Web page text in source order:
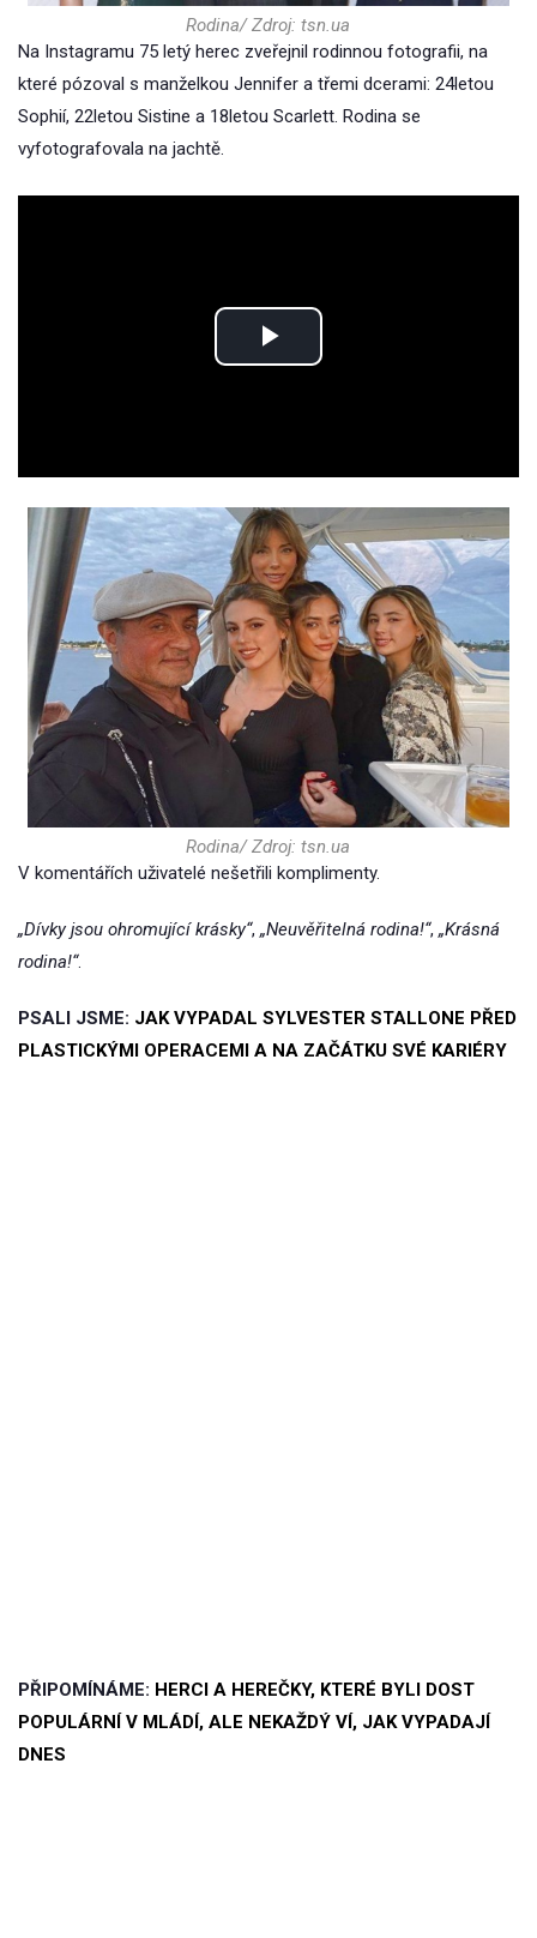
Rodina/ Zdroj: tsn.ua
Na Instagramu 75 letý herec zveřejnil rodinnou fotografii, na
které pózoval s manželkou Jennifer a třemi dcerami: 24letou
Sophií, 22letou Sistine a 18letou Scarlett. Rodina se
vyfotografovala na jachtě.
Play
Rodina/ Zdroj: tsn.ua
V komentářích uživatelé nešetřili komplimenty.
„Dívky jsou ohromující krásky“, „Neuvěřitelná rodina!“, „Krásná
rodina!“.
PSALI JSME: JAK VYPADAL SYLVESTER STALLONE PŘED
PLASTICKÝMI OPERACEMI A NA ZAČÁTKU SVÉ KARIÉRY
PŘIPOMÍNÁME: HERCI A HEREČKY, KTERÉ BYLI DOST
POPULÁRNÍ V MLÁDÍ, ALE NEKAŽDÝ VÍ, JAK VYPADAJÍ
DNES